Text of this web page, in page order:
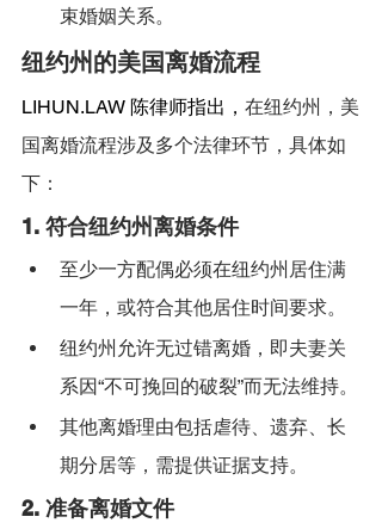
束婚姻关系。
纽约州的美国离婚流程
LIHUN.LAW 陈律师指出， 在纽约州，美
国离婚流程涉及多个法律环节，具体如
下：
1. 符合纽约州离婚条件
至少一方配偶必须在纽约州居住满
一年，或符合其他居住时间要求。
纽约州允许无过错离婚，即夫妻关
系因“不可挽回的破裂”而无法维持。
其他离婚理由包括虐待、遗弃、长
期分居等，需提供证据支持。
2. 准备离婚文件